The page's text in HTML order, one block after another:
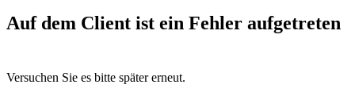
Auf dem Client ist ein Fehler aufgetreten
Versuchen Sie es bitte später erneut.